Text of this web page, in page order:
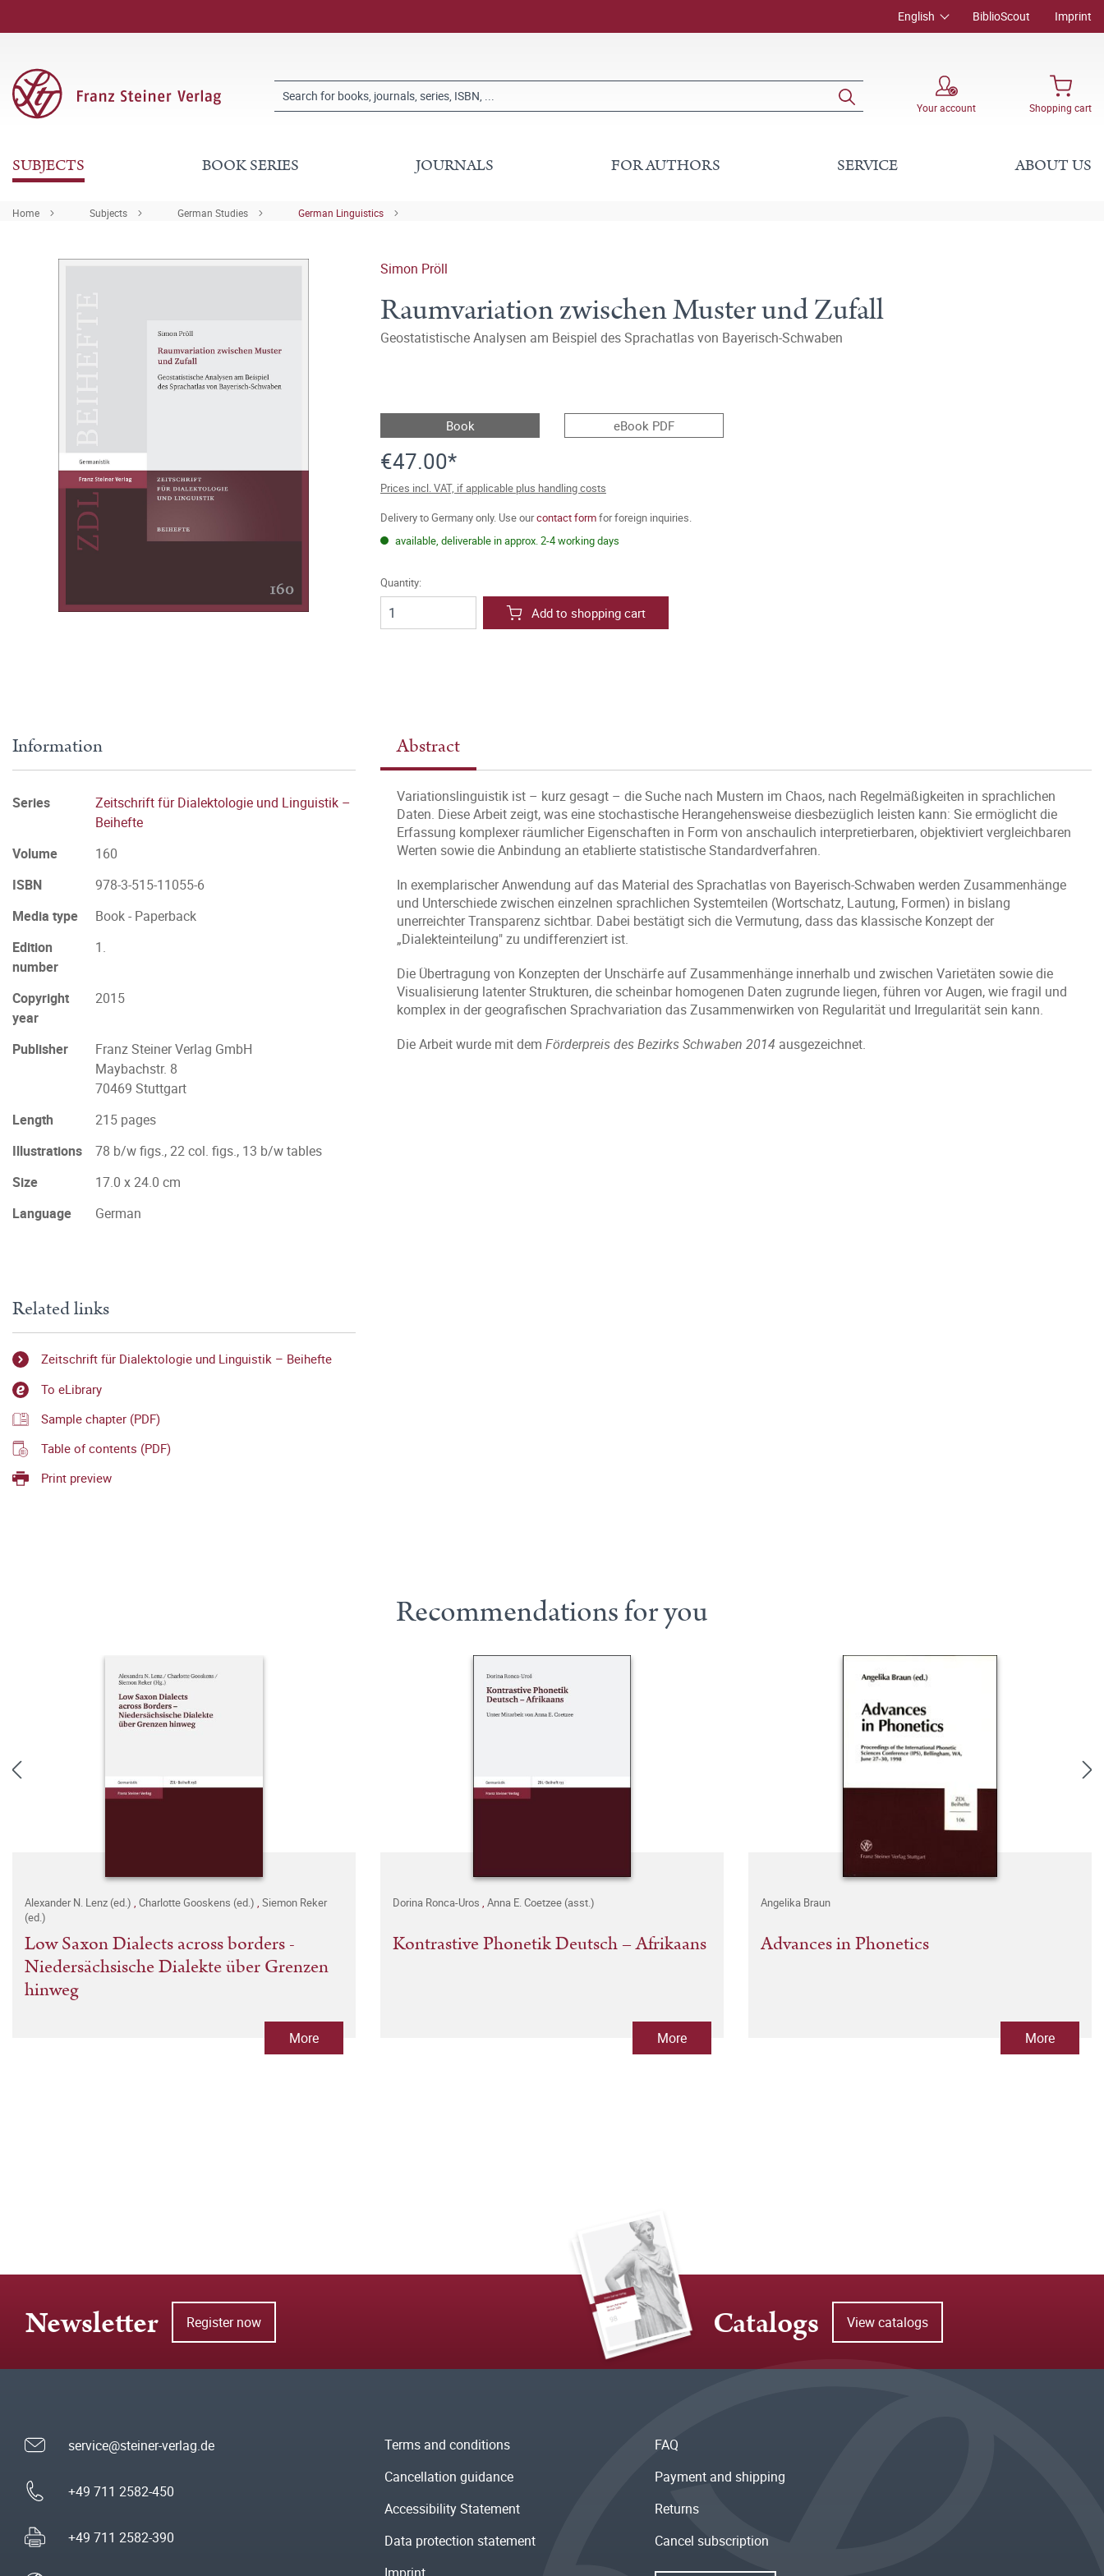
English BiblioScout Imprint
Your account Shopping cart
SUBJECTS BOOK SERIES JOURNALS FOR AUTHORS SERVICE ABOUT US
Home Subjects German Studies German Linguistics
Simon Pröll
Raumvariation zwischen Muster und Zufall
Geostatistische Analysen am Beispiel des Sprachatlas von Bayerisch-Schwaben
Book eBook PDF
€47.00*
Prices incl. VAT, if applicable plus handling costs
Delivery to Germany only. Use ourcontact formfor foreign inquiries.
available, deliverable in approx. 2-4 working days
Quantity:
Add to shopping cart
Abstract
Variationslinguistik ist – kurz gesagt – die Suche nach Mustern im Chaos, nach Regelmäßigkeiten in sprachlichen
Daten. Diese Arbeit zeigt, was eine stochastische Herangehensweise diesbezüglich leisten kann: Sie ermöglicht die
Erfassung komplexer räumlicher Eigenschaften in Form von anschaulich interpretierbaren, objektiviert vergleichbaren
Werten sowie die Anbindung an etablierte statistische Standardverfahren.
In exemplarischer Anwendung auf das Material des Sprachatlas von Bayerisch-Schwaben werden Zusammenhänge
und Unterschiede zwischen einzelnen sprachlichen Systemteilen (Wortschatz, Lautung, Formen) in bislang
unerreichter Transparenz sichtbar. Dabei bestätigt sich die Vermutung, dass das klassische Konzept der
„Dialekteinteilung" zu undifferenziert ist.
Die Übertragung von Konzepten der Unschärfe auf Zusammenhänge innerhalb und zwischen Varietäten sowie die
Visualisierung latenter Strukturen, die scheinbar homogenen Daten zugrunde liegen, führen vor Augen, wie fragil und
komplex in der geografischen Sprachvariation das Zusammenwirken von Regularität und Irregularität sein kann.
Die Arbeit wurde mit dem Förderpreis des Bezirks Schwaben 2014 ausgezeichnet.
Information
Series
Zeitschrift für Dialektologie und Linguistik –
Beihefte
Volume
160
ISBN
978-3-515-11055-6
Media type
Book - Paperback
Edition
number
1.
Copyright
year
2015
Publisher
Franz Steiner Verlag GmbH
Maybachstr. 8
70469 Stuttgart
Length
215 pages
Illustrations
78 b/w figs., 22 col. figs., 13 b/w tables
Size
17.0 x 24.0 cm
Language
German
Related links
Zeitschrift für Dialektologie und Linguistik – Beihefte
To eLibrary
Sample chapter (PDF)
Table of contents (PDF)
Print preview
Recommendations for you
Alexander N. Lenz (ed.) , Charlotte Gooskens (ed.) , Siemon Reker
(ed.)
Low Saxon Dialects across borders -
Niedersächsische Dialekte über Grenzen
hinweg
More
Dorina Ronca-Uros , Anna E. Coetzee (asst.)
Kontrastive Phonetik Deutsch – Afrikaans
More
Angelika Braun
Advances in Phonetics
More
Newsletter Register now Catalogs View catalogs
service@steiner-verlag.de
+49 711 2582-450
+49 711 2582-390
Terms and conditions
Cancellation guidance
Accessibility Statement
Data protection statement
FAQ
Payment and shipping
Returns
Cancel subscription